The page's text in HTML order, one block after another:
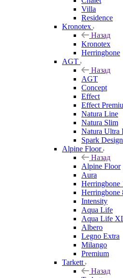
Villa
Residence
Kronotex
Назад
Kronotex
Herringbone
AGT
Назад
AGT
Concept
Effect
Effect
Natura Line
Natura Slim
Natura Ultra
Spark
Alpine Floor
Назад
Alpine Floor
Aura
Herringbone
Herringbone
Intensity
Aqua Life
Aqua Life
Albero
Legno Extra
Milango
Premium
Tarkett
Назад